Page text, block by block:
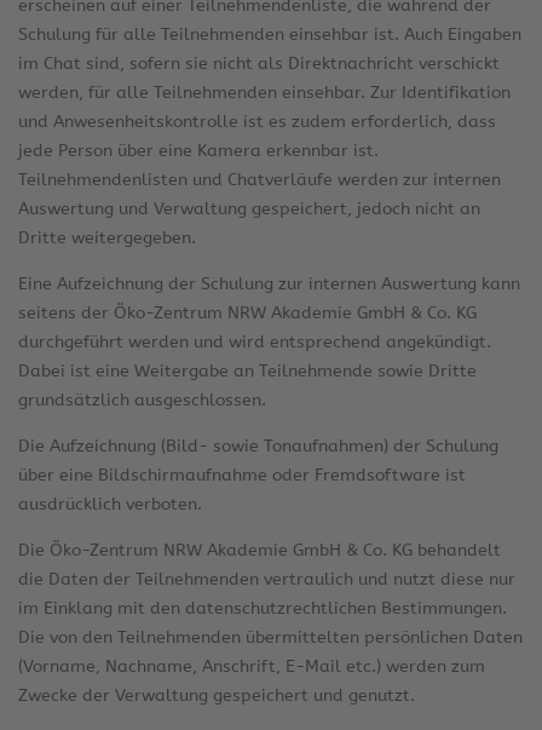
erscheinen auf einer Teilnehmendenliste, die während der
Schulung für alle Teilnehmenden einsehbar ist. Auch Eingaben
im Chat sind, sofern sie nicht als Direktnachricht verschickt
werden, für alle Teilnehmenden einsehbar. Zur Identifikation
und Anwesenheitskontrolle ist es zudem erforderlich, dass
jede Person über eine Kamera erkennbar ist.
Teilnehmendenlisten und Chatverläufe werden zur internen
Auswertung und Verwaltung gespeichert, jedoch nicht an
Dritte weitergegeben.
Eine Aufzeichnung der Schulung zur internen Auswertung kann
seitens der Öko-Zentrum NRW Akademie GmbH & Co. KG
durchgeführt werden und wird entsprechend angekündigt.
Dabei ist eine Weitergabe an Teilnehmende sowie Dritte
grundsätzlich ausgeschlossen.
Die Aufzeichnung (Bild- sowie Tonaufnahmen) der Schulung
über eine Bildschirmaufnahme oder Fremdsoftware ist
ausdrücklich verboten.
Die Öko-Zentrum NRW Akademie GmbH & Co. KG behandelt
die Daten der Teilnehmenden vertraulich und nutzt diese nur
im Einklang mit den datenschutzrechtlichen Bestimmungen.
Die von den Teilnehmenden übermittelten persönlichen Daten
(Vorname, Nachname, Anschrift, E-Mail etc.) werden zum
Zwecke der Verwaltung gespeichert und genutzt.